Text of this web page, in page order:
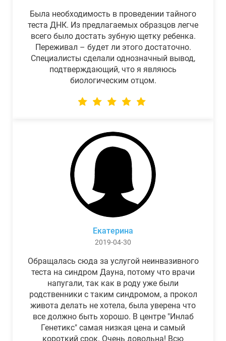
Была необходимость в проведении тайного
теста ДНК. Из предлагаемых образцов легче
всего было достать зубную щетку ребенка.
Переживал – будет ли этого достаточно.
Специалисты сделали однозначный вывод,
подтверждающий, что я являюсь
биологическим отцом.
Екатерина
2019-04-30
Обращалась сюда за услугой неинвазивного
теста на синдром Дауна, потому что врачи
напугали, так как в роду уже были
родственники с таким синдромом, а прокол
живота делать не хотела, была уверена что
все должно быть хорошо. В центре "Инлаб
Генетикс" самая низкая цена и самый
короткий срок. Очень довольна! Всю